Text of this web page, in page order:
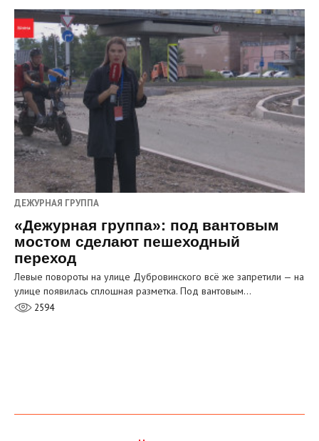
ДЕЖУРНАЯ ГРУППА
«Дежурная группа»: под вантовым
мостом сделают пешеходный
переход
Левые повороты на улице Дубровинского всё же запретили — на
улице появилась сплошная разметка. Под вантовым…
2594